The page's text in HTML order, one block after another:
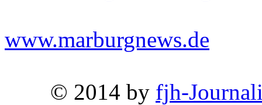
www.marburgnews.de
© 2014 by fjh-